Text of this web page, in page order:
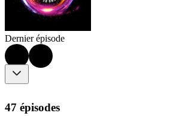
Dernier épisode
47 épisodes